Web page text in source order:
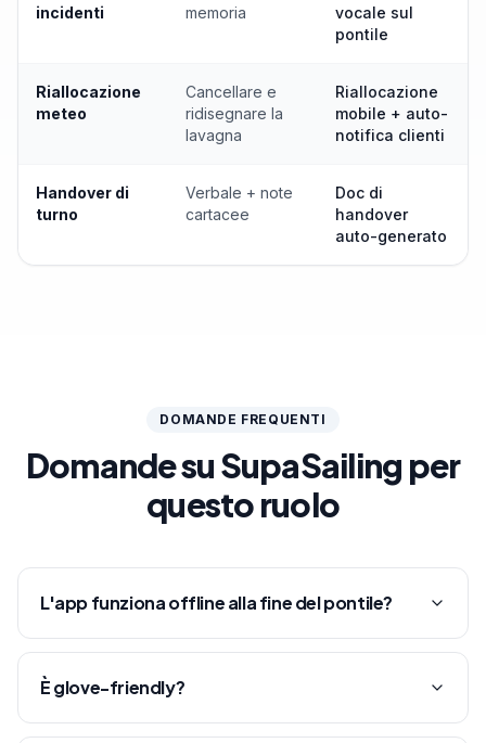
incidenti
memoria
vocale sul
pontile
Riallocazione
meteo
Cancellare e
ridisegnare la
lavagna
Riallocazione
mobile + auto-
notifica clienti
Handover di
turno
Verbale + note
cartacee
Doc di
handover
auto-generato
DOMANDE FREQUENTI
Domande su SupaSailing per
questo ruolo
L'app funziona offline alla fine del pontile?
È glove-friendly?